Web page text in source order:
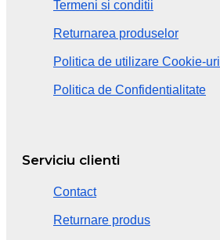
Termeni si conditii
Returnarea produselor
Politica de utilizare Cookie-uri
Politica de Confidentialitate
Serviciu clienti
Contact
Returnare produs